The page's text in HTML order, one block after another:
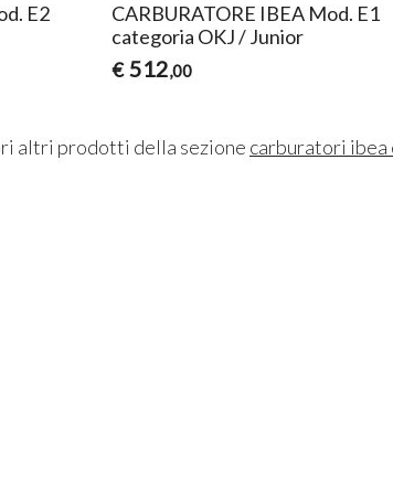
E2
CARBURATORE IBEA Mod. E1
categoria OKJ / Junior
€ 512,00
altri prodotti della sezione carburatori ibea